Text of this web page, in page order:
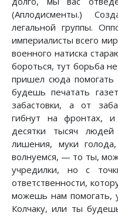
(Аплодисменты.)
легальной группы.
империалисты всего
военного натиска
бороться, тут борьба
пришел сюда
будешь печатать
забастовки, а от
гибнут на фронтах,
десятки тысяч
лишения, муки
волнуемся, — то ты,
учредилки, но с
ответственности,
можешь нам помогать,
Колчаку, или ты